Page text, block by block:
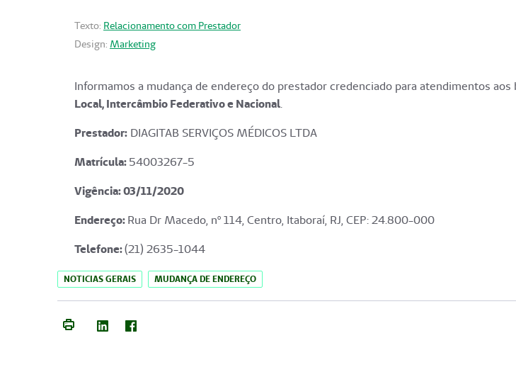
Texto: Relacionamento com Prestador
Design: Marketing
Informamos a mudança de endereço do prestador credenciado para atendimentos aos
Local, Intercâmbio Federativo e Nacional.
Prestador: DIAGITAB SERVIÇOS MÉDICOS LTDA
Matrícula:54003267-5
Vigência: 03/11/2020
Endereço:Rua Dr Macedo, nº 114, Centro, Itaboraí, RJ, CEP: 24.800-000
Telefone:(21) 2635-1044
NOTICIAS GERAIS MUDANÇA DE ENDEREÇO